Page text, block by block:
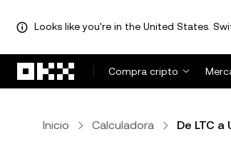
Looks like you're in the United States.
Compra cripto
Inicio Calculadora De LTC a